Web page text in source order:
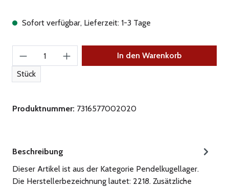
Sofort verfügbar, Lieferzeit: 1-3 Tage
Produkt Anzahl: Gib den gewünschten Wert
Stück
In den Warenkorb
Produktnummer: 7316577002020
Beschreibung
Dieser Artikel ist aus der Kategorie Pendelkugellager.
Die Herstellerbezeichnung lautet: 2218. Zusätzliche